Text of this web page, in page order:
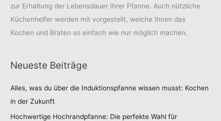
zur Erhaltung der Lebensdauer Ihrer Pfanne. Auch nützliche
Küchenhelfer werden mit vorgestellt, welche Ihnen das
Kochen und Braten so einfach wie nur möglich machen.
Neueste Beiträge
Alles, was du über die Induktionspfanne wissen musst: Kochen
in der Zukunft
Hochwertige Hochrandpfanne: Die perfekte Wahl für